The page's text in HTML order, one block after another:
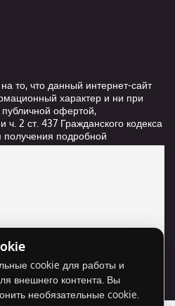
то, что данный интернет-сайт
характер и ни при
публичной офертой,
2 ст. 437 Гражданского кодекса
подробной
выполнения услуг,
нужно разрешить
для внешнего контента.
cookie
cookie для работы и
внешнего контента. Вы
необязательные cookie.